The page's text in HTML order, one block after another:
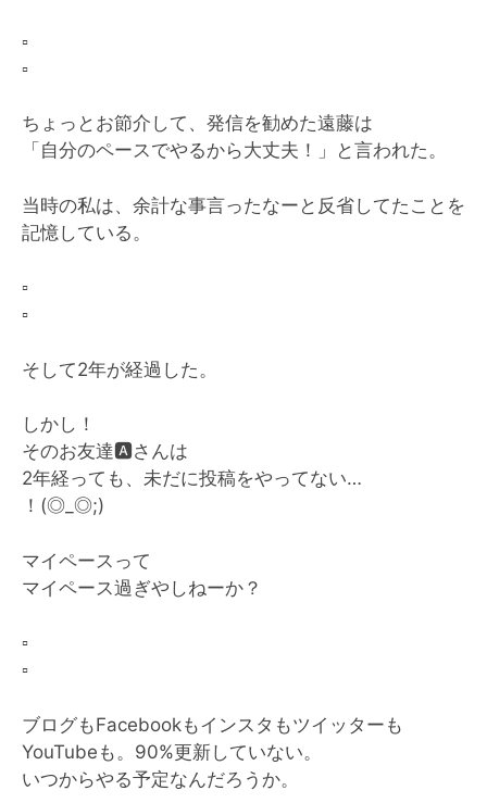
▫️
▫️
ちょっとお節介して、発信を勧めた遠藤は
「自分のペースでやるから大丈夫！」と言われた。
当時の私は、余計な事言ったなーと反省してたことを
記憶している。
▫️
▫️
そして2年が経過した。
しかし！
そのお友達🅰️さんは
2年経っても、未だに投稿をやってない…
！(◎_◎;)
マイペースって
マイペース過ぎやしねーか？
▫️
▫️
ブログもFacebookもインスタもツイッターも
YouTubeも。90%更新していない。
いつからやる予定なんだろうか。